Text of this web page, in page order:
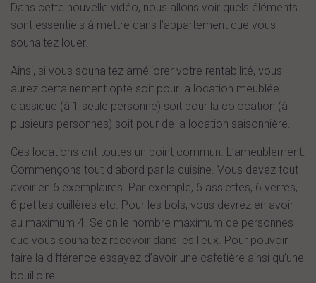
Dans cette nouvelle vidéo, nous allons voir quels éléments
sont essentiels à mettre dans l’appartement que vous
souhaitez louer.
Ainsi, si vous souhaitez améliorer votre rentabilité, vous
aurez certainement opté soit pour la location meublée
classique (à 1 seule personne) soit pour la colocation (à
plusieurs personnes) soit pour de la location saisonnière.
Ces locations ont toutes un point commun. L’ameublement.
Commençons tout d’abord par la cuisine. Vous devez tout
avoir en 6 exemplaires. Par exemple, 6 assiettes, 6 verres,
6 petites cuillères etc. Pour les bols, vous devrez en avoir
au maximum 4. Selon le nombre maximum de personnes
que vous souhaitez recevoir dans les lieux. Pour pouvoir
faire la différence essayez d’avoir une cafetière ainsi qu’une
bouilloire.